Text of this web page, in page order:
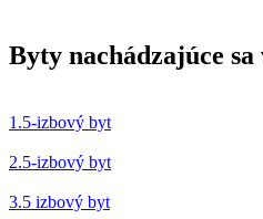
Byty nachádzajúce
1.5-izbový byt
2.5-izbový byt
3.5 izbový byt